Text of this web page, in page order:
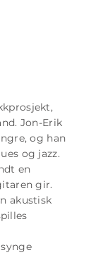
Jon-Erik
og han
og jazz.
en
gir.
akustisk